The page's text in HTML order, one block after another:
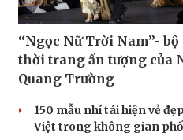
“Ngọc Nữ Trời Nam”- bộ
thời trang ấn tượng của
Quang Trường
150 mẫu nhí tái hiện vẻ
Việt trong không gian phố